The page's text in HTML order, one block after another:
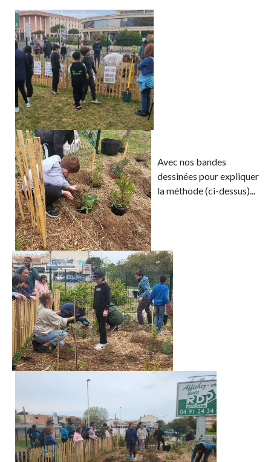
Avec nos bandes
dessinées pour expliquer
la méthode (ci-dessus)...